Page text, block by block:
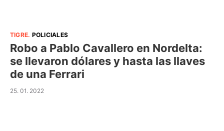
TIGRE. POLICIALES
Robo a Pablo Cavallero en Nordelta:
se llevaron dólares y hasta las llaves
de una Ferrari
25. 01. 2022